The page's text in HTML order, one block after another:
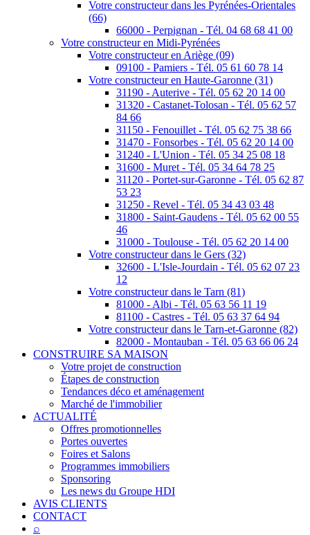
Votre constructeur dans les Pyrénées-Orientales
(66)
66000 - Perpignan - Tél. 04 68 68 41 00
Votre constructeur en Midi-Pyrénées
Votre constructeur en Ariège (09)
09100 - Pamiers - Tél. 05 61 60 78 14
Votre constructeur en Haute-Garonne (31)
31190 - Auterive - Tél. 05 62 20 14 00
31320 - Castanet-Tolosan - Tél. 05 62 57
84 66
31150 - Fenouillet - Tél. 05 62 75 38 66
31470 - Fonsorbes - Tél. 05 62 20 14 00
31240 - L'Union - Tél. 05 34 25 08 18
31600 - Muret - Tél. 05 34 64 78 25
31120 - Portet-sur-Garonne - Tél. 05 62 87
53 23
31250 - Revel - Tél. 05 34 43 03 48
31800 - Saint-Gaudens - Tél. 05 62 00 55
46
31000 - Toulouse - Tél. 05 62 20 14 00
Votre constructeur dans le Gers (32)
32600 - L'Isle-Jourdain - Tél. 05 62 07 23
12
Votre constructeur dans le Tarn (81)
81000 - Albi - Tél. 05 63 56 11 19
81100 - Castres - Tél. 05 63 37 64 94
Votre constructeur dans le Tarn-et-Garonne (82)
82000 - Montauban - Tél. 05 63 66 06 24
CONSTRUIRE SA MAISON
Votre projet de construction
Étapes de construction
Tendances déco et aménagement
Marché de l'immobilier
ACTUALITÉ
Offres promotionnelles
Portes ouvertes
Foires et Salons
Programmes immobiliers
Sponsoring
Les news du Groupe HDI
AVIS CLIENTS
CONTACT
⌕